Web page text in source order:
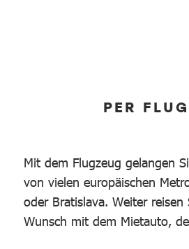
PER
Mit dem Flugzeug gelangen
von vielen europäischen
oder Bratislava. Weiter reisen
Wunsch mit dem Mietauto,